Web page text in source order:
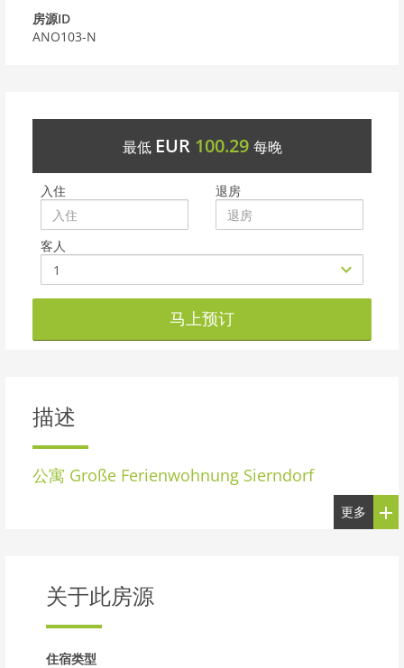
房源ID
ANO103-N
最低 EUR 100.29 每晚
入住 退房
客人
马上预订
描述
公寓 Große Ferienwohnung Sierndorf
更多
关于此房源
住宿类型